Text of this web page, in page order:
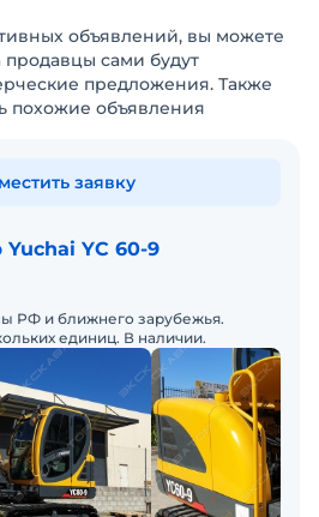
объявлений, вы можете
продавцы сами будут
предложения. Также
похожие объявления
YC 60-9
РФ и ближнего зарубежья.
единиц. В наличии.
заявку